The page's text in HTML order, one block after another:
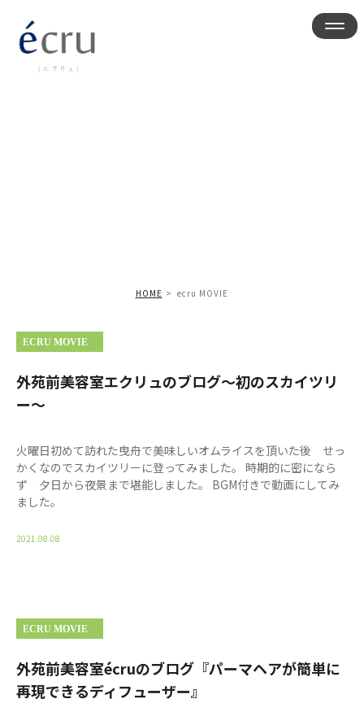
HOME ecru MOVIE
ECRU MOVIE
外苑前美容室エクリュのブログ〜初のスカイツリ
ー〜
火曜日初めて訪れた曳舟で美味しいオムライスを頂いた後 せっ
かくなのでスカイツリーに登ってみました。 時期的に密になら
ず 夕日から夜景まで堪能しました。 BGM付きで動画にしてみ
ました。
2021.08.08
ECRU MOVIE
外苑前美容室écruのブログ『パーマヘアが簡単に
再現できるディフューザー』